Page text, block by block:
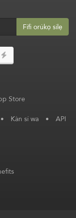
Fífi orúkọ silẹ
• Kàn sí wa • API